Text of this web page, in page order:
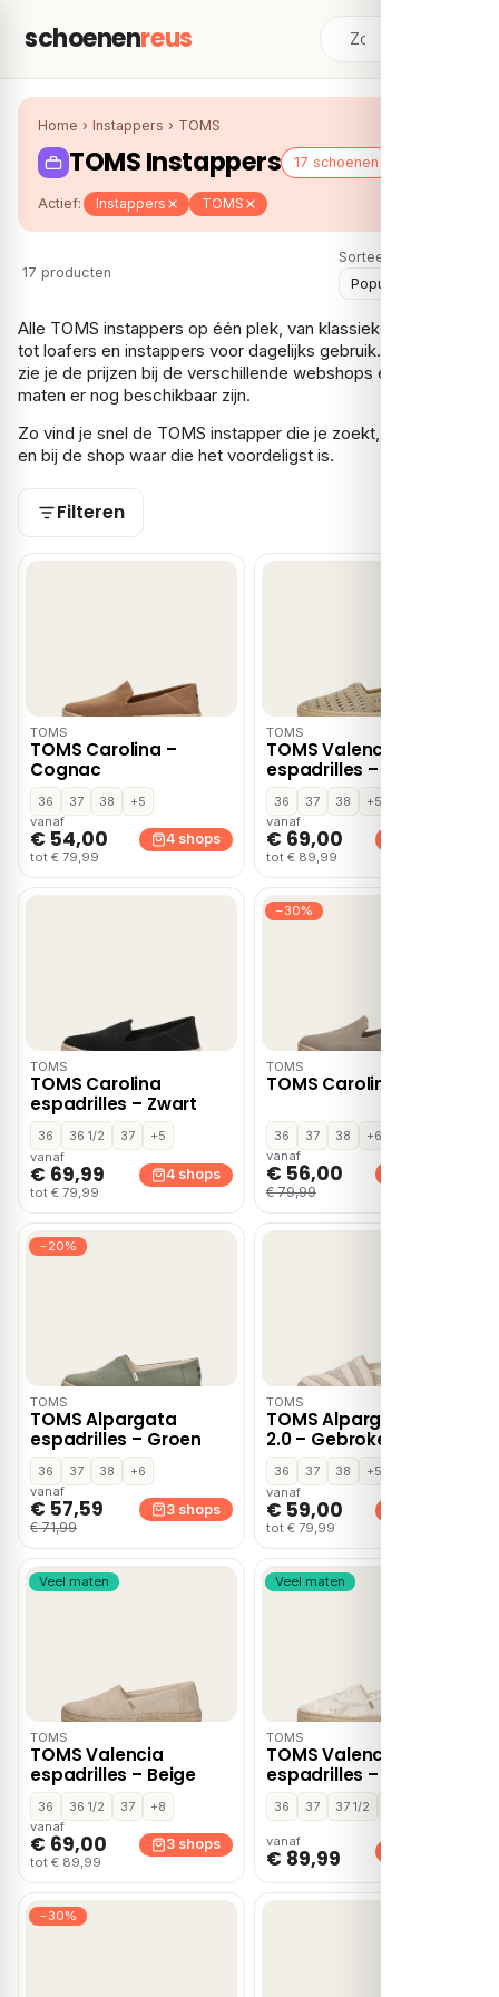
schoenenreus
Home › Instappers › TOMS
TOMS Instappers 17 schoenen
Actief: Instappers TOMS
17 producten
Sorteer:
Alle TOMS instappers op één plek, van klassieke espadrilles
tot loafers en instappers voor dagelijks gebruik. Per model
zie je de prijzen bij de verschillende webshops en welke
maten er nog beschikbaar zijn.
Zo vind je snel de TOMS instapper die je zoekt, in jouw maat
en bij de shop waar die het voordeligst is.
Filteren
TOMS
TOMS Carolina –
Cognac
36 37 38
+5
vanaf
€ 54,00
tot € 79,99
4 shops
TOMS
TOMS Valencia
espadrilles – Goud
36 37 38
+5
vanaf
€ 69,00
tot € 89,99
TOMS
TOMS Carolina
espadrilles – Zwart
36 36 1/2 37
+5
vanaf
€ 69,99
tot € 79,99
4 shops
−30%
TOMS
TOMS Carolina – Beige
36 37 38
+6
vanaf
€ 56,00
€ 79,99
−20%
TOMS
TOMS Alpargata
espadrilles – Groen
36 37 38
+6
vanaf
€ 57,59
€ 71,99
3 shops
TOMS
TOMS Alpargata Rope
2.0 – Gebroken wit
36 37 38
+5
vanaf
€ 59,00
tot € 79,99
Veel maten
TOMS
TOMS Valencia
espadrilles – Beige
36 36 1/2 37
+8
vanaf
€ 69,00
tot € 89,99
3 shops
Veel maten
TOMS
TOMS Valencia
espadrilles – Wit
36 37 37 1/2
vanaf
€ 89,99
−30%